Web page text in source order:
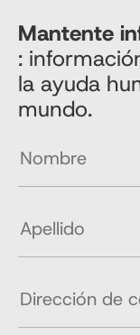
Mantente
:
la ayuda
mundo.